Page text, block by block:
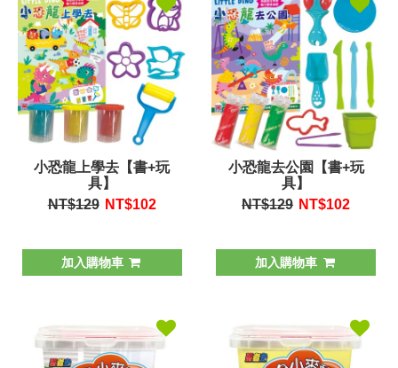
小恐龍上學去【書+玩
具】
NT$129 NT$102
加入購物車
小恐龍去公園【書+玩
具】
NT$129 NT$102
加入購物車